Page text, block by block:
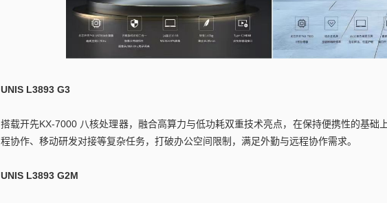
UNIS L3893 G3
搭载开先KX-7000 八核处理器，融合高算力与低功耗双重技术亮点，在保持便携性的基础
程协作、移动研发对接等复杂任务，打破办公空间限制，满足外勤与远程协作需求。
UNIS L3893 G2M